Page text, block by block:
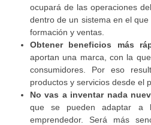
ocupará de las operaciones
dentro de un sistema en el
formación y ventas.
Obtener beneficios más
aportan una marca, con la
consumidores. Por eso
productos y servicios desde el
No vas a inventar nada
que se pueden adaptar a
emprendedor. Será más